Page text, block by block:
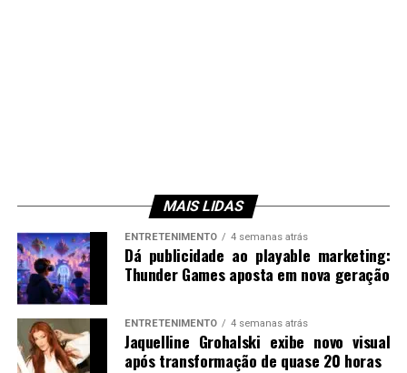
MAIS LIDAS
ENTRETENIMENTO 4 semanas atrás
Dá publicidade ao playable marketing:
Thunder Games aposta em nova geração
ENTRETENIMENTO 4 semanas atrás
Jaquelline Grohalski exibe novo visual
após transformação de quase 20 horas